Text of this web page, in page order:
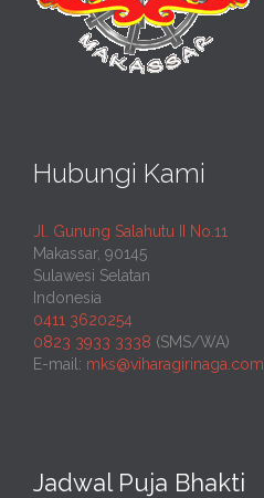
Hubungi Kami
Jl. Gunung Salahutu II No.11
Makassar, 90145
Sulawesi Selatan
Indonesia
0411 3620254
0823 3933 3338 (SMS/WA)
E-mail: mks@viharagirinaga.com
Jadwal Puja Bhakti